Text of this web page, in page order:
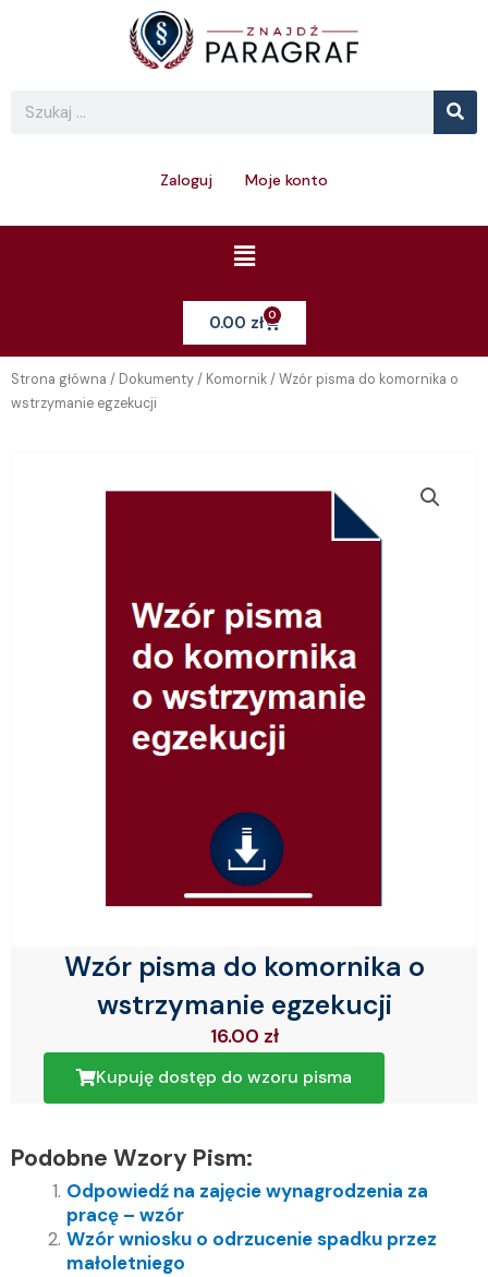
Search
Zaloguj Moje konto
Menu
0.00 zł 0Cart
Strona główna / Dokumenty/ Komornik/ Wzór pisma do komornika o
wstrzymanie egzekucji
Wzór pisma do komornika o
wstrzymanie egzekucji
16.00 zł
Kupuję dostęp do wzoru pisma
Podobne Wzory Pism:
Odpowiedź na zajęcie wynagrodzenia za
pracę – wzór
Wzór wniosku o odrzucenie spadku przez
małoletniego